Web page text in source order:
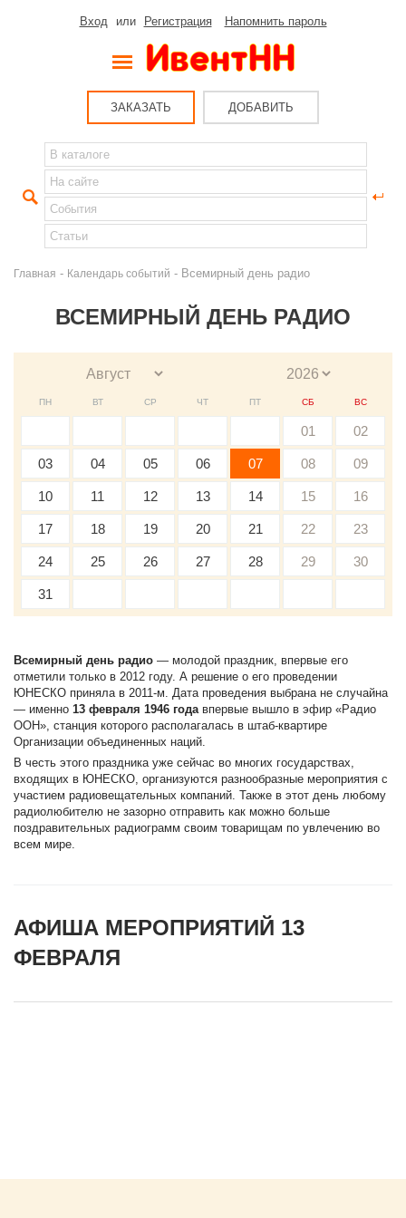
Вход или Регистрация Напомнить пароль
ЗАКАЗАТЬ ДОБАВИТЬ
Главная - Календарь событий - Всемирный день радио
ВСЕМИРНЫЙ ДЕНЬ РАДИО
ПН ВТ СР ЧТ ПТ СБ ВС
01 02
03 04 05 06 07 08 09
10 11 12 13 14 15 16
17 18 19 20 21 22 23
24 25 26 27 28 29 30
31
Всемирный день радио — молодой праздник, впервые его
отметили только в 2012 году. А решение о его проведении
ЮНЕСКО приняла в 2011-м. Дата проведения выбрана не случайна
— именно 13 февраля 1946 годавпервые вышло в эфир «Радио
ООН», станция которого располагалась в штаб-квартире
Организации объединенных наций.
В честь этого праздника уже сейчас во многих государствах,
входящих в ЮНЕСКО, организуются разнообразные мероприятия с
участием радиовещательных компаний. Также в этот день любому
радиолюбителю не зазорно отправить как можно больше
поздравительных радиограмм своим товарищам по увлечению во
всем мире.
АФИША МЕРОПРИЯТИЙ 13
ФЕВРАЛЯ